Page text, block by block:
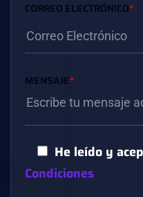
CORREO ELECTRÓNICO*
MENSAJE*
He leído y
Condiciones